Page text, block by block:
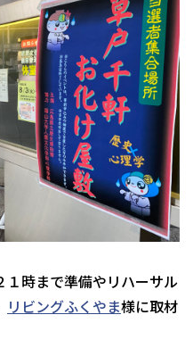
時まで準備やリハーサル
リビングふくやま様に取材